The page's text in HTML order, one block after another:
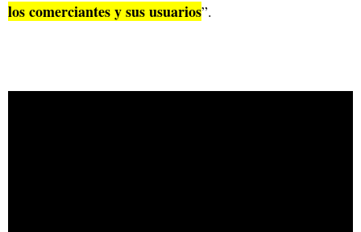
los comerciantes y sus usuarios”.